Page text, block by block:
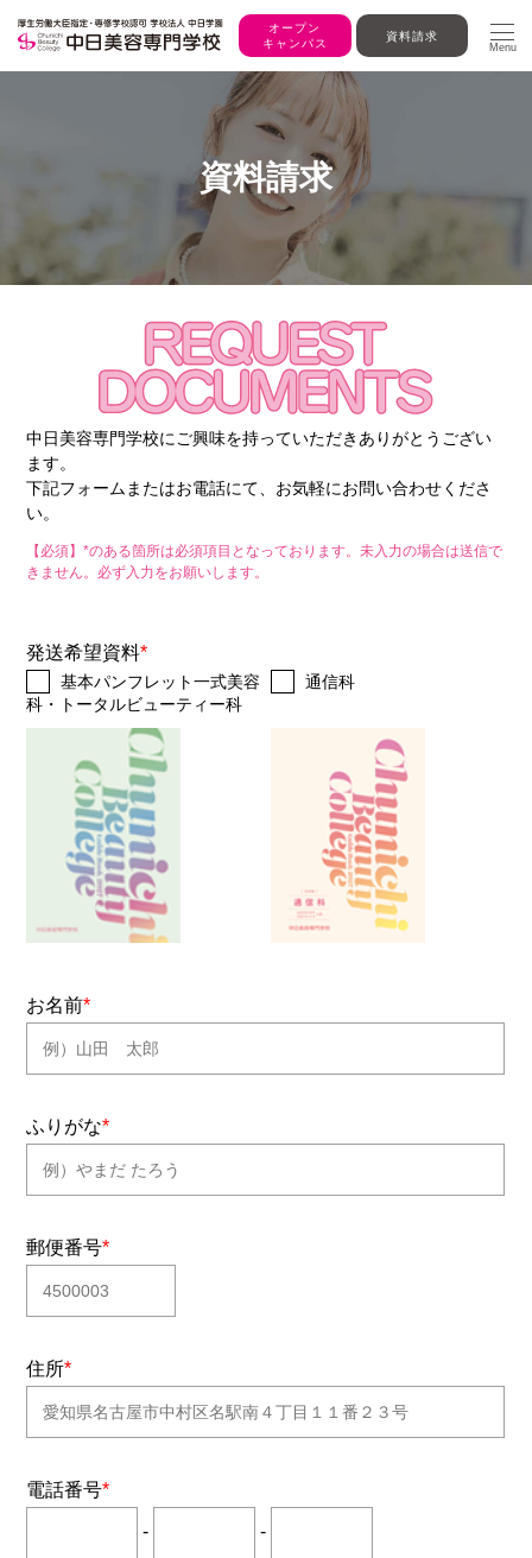
オープン
キャンパス
資料請求
Menu
資料請求
中日美容専門学校にご興味を持っていただきありがとうござい
ます。
下記フォームまたはお電話にて、お気軽にお問い合わせくださ
い。
【必須】*のある箇所は必須項目となっております。未入力の場合は送信で
きません。必ず入力をお願いします。
発送希望資料*
基本パンフレット一式美容
科・トータルビューティー科
通信科
お名前*
ふりがな*
郵便番号*
住所*
電話番号*
- -